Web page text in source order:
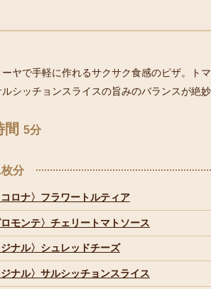
ーヤで手軽に作れるサクサク食感のピザ。ト
シッチョンスライスの旨みのバランスが絶妙
間 5分
枚分
コロナ〉フラワートルティア
ロモンテ〉チェリートマトソース
ジナル〉シュレッドチーズ
ジナル〉サルシッチョンスライス